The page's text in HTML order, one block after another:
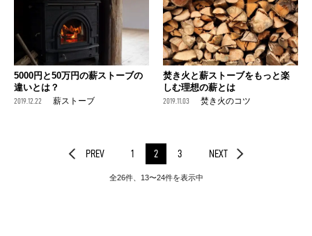
5000円と50万円の薪ストーブの
違いとは？
2019.12.22 薪ストーブ
焚き火と薪ストーブをもっと楽
しむ理想の薪とは
2019.11.03 焚き火のコツ
PREV 1 2 3 NEXT
全26件、13〜24件を表示中